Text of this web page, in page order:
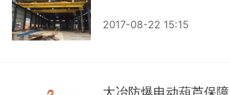
2017-08-22 15:15
大冶防爆电动葫芦保障